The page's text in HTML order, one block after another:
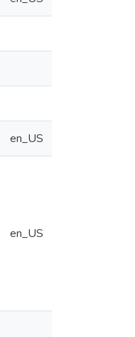
en_US
en_US